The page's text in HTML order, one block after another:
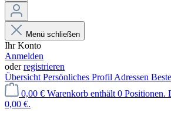
Menü schließen
Ihr Konto
Anmelden
oderregistrieren
Übersicht Persönliches Profil Adressen
0,00 € Warenkorb enthält 0 Positionen.
0,00 €.